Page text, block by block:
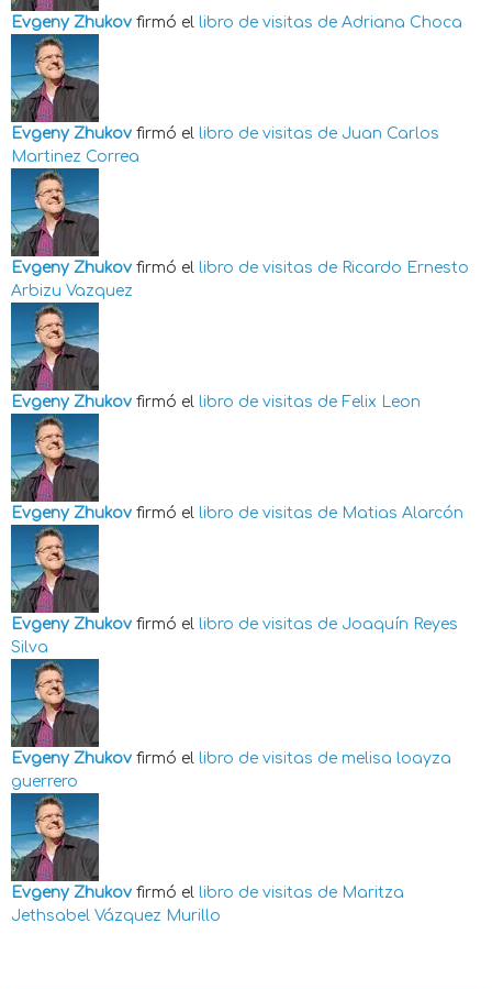
Evgeny Zhukov firmó el libro de visitas de Adriana Choca
Evgeny Zhukov firmó el libro de visitas de Juan Carlos
Martinez Correa
Evgeny Zhukov firmó el libro de visitas de Ricardo Ernesto
Arbizu Vazquez
Evgeny Zhukov firmó el libro de visitas de Felix Leon
Evgeny Zhukov firmó el libro de visitas de Matias Alarcón
Evgeny Zhukov firmó el libro de visitas de Joaquín Reyes
Silva
Evgeny Zhukov firmó el libro de visitas de melisa loayza
guerrero
Evgeny Zhukov firmó el libro de visitas de Maritza
Jethsabel Vázquez Murillo